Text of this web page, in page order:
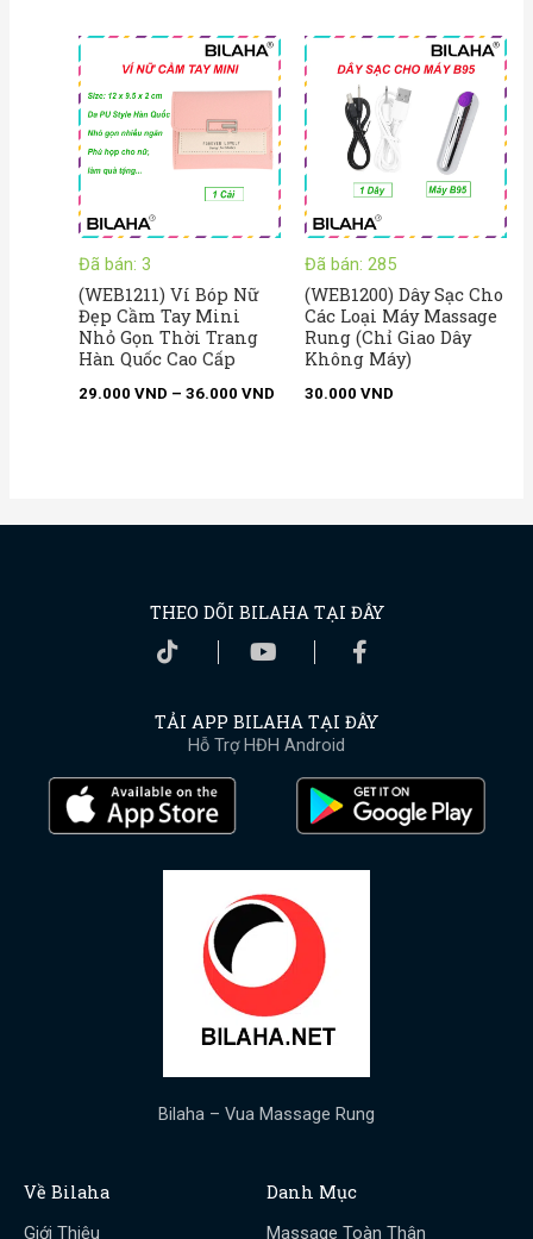
Đã bán: 3
(WEB1211) Ví Bóp Nữ
Đẹp Cầm Tay Mini
Nhỏ Gọn Thời Trang
Hàn Quốc Cao Cấp
29.000VND – 36.000VND
Khoảng
giá:
từ
29.000 VND
đến
36.000 VND
Đã bán: 285
(WEB1200) Dây Sạc Cho
Các Loại Máy Massage
Rung (Chỉ Giao Dây
Không Máy)
30.000 VND
THEO DÕI BILAHA TẠI ĐÂY
TẢI APP BILAHA TẠI ĐÂY
Hỗ Trợ HĐH Android
Bilaha – Vua Massage Rung
Về Bilaha
Giới Thiệu
Danh Mục
Massage Toàn Thân